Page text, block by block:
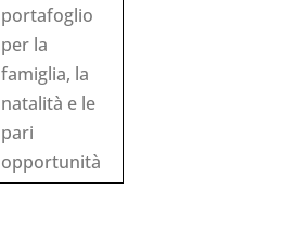
portafoglio
per la
famiglia, la
natalità e le
pari
opportunità